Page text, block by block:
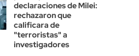
declaraciones de Milei:
rechazaron que
calificara de
"terroristas" a
investigadores